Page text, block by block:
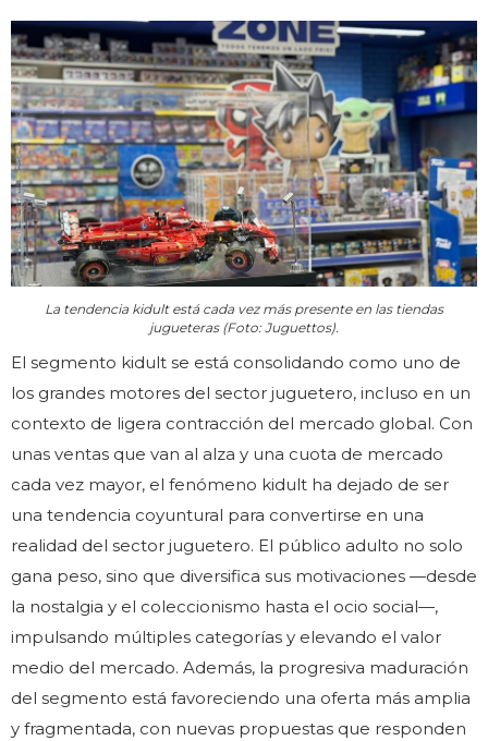
La tendencia kidult está cada vez más presente en las tiendas
jugueteras (Foto: Juguettos).
El segmento kidult se está consolidando como uno de
los grandes motores del sector juguetero, incluso en un
contexto de ligera contracción del mercado global. Con
unas ventas que van al alza y una cuota de mercado
cada vez mayor, el fenómeno kidult ha dejado de ser
una tendencia coyuntural para convertirse en una
realidad del sector juguetero. El público adulto no solo
gana peso, sino que diversifica sus motivaciones —desde
la nostalgia y el coleccionismo hasta el ocio social—,
impulsando múltiples categorías y elevando el valor
medio del mercado. Además, la progresiva maduración
del segmento está favoreciendo una oferta más amplia
y fragmentada, con nuevas propuestas que responden